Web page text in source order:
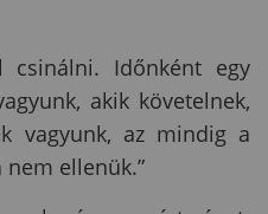
csinálni. Időnként egy
akik követelnek,
vagyunk, az mindig a
ellenük.”